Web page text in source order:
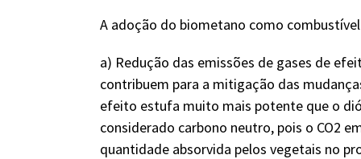
A adoção do biometano como
a) Redução das emissões de gases de
contribuem para a mitigação das
efeito estufa muito mais potente que o
considerado carbono neutro, pois o CO2
quantidade absorvida pelos vegetais no